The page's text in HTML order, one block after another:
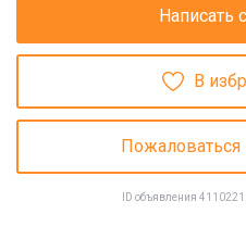
Написать
В
ID объявления